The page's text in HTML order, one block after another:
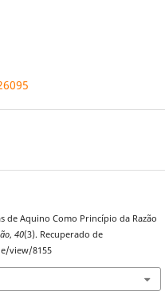
de Aquino Como Princípio da Razão
, 40(3). Recuperado de
view/8155